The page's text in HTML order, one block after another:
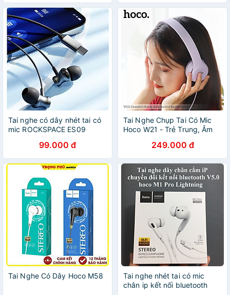
Tai nghe có dây nhét tai có
mic ROCKSPACE ES09
ip15, hàng chính hãng bảo
hành 1 năm
99.000 đ
Tai Nghe Chụp Tai Có Mic
Hoco W21 - Trẻ Trung, Âm
Game, Nghe Nhạc Cực Phê
- Hàng Chính Hãng
249.000 đ
Tai Nghe Có Dây Hoco M58
Tai nghe nhét tai có mic
chân ip kết nối bluetooth